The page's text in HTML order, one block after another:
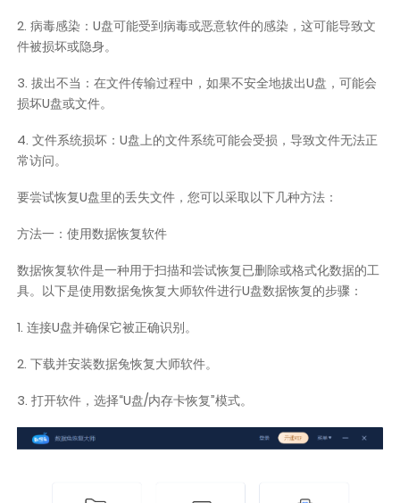
2. 病毒感染：U盘可能受到病毒或恶意软件的感染，这可能导致文
件被损坏或隐身。
3. 拔出不当：在文件传输过程中，如果不安全地拔出U盘，可能会
损坏U盘或文件。
4. 文件系统损坏：U盘上的文件系统可能会受损，导致文件无法正
常访问。
要尝试恢复U盘里的丢失文件，您可以采取以下几种方法：
方法一：使用数据恢复软件
数据恢复软件是一种用于扫描和尝试恢复已删除或格式化数据的工
具。以下是使用数据兔恢复大师软件进行U盘数据恢复的步骤：
1. 连接U盘并确保它被正确识别。
2. 下载并安装数据兔恢复大师软件。
3. 打开软件，选择“U盘/内存卡恢复”模式。